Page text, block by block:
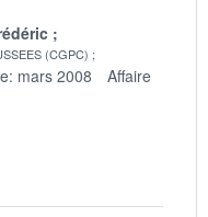
(CGPC)
mars 2008
Affaire